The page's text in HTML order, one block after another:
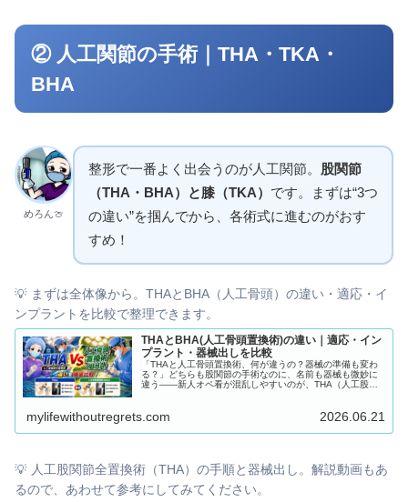
② 人工関節の手術｜THA・TKA・
BHA
めろん🍈
整形で一番よく出会うのが人工関節。 股関節
（THA・BHA）と膝（TKA） です。まずは“3つ
の違い”を掴んでから、各術式に進むのがおす
すめ！
💡 まずは全体像から。THAとBHA（人工骨頭）の違い・適応・イ
ンプラントを比較で整理できます。
THAとBHA(人工骨頭置換術)の違い｜適応・イン
プラント・器械出しを比較
「THAと人工骨頭置換術、何が違うの？器械の準備も変わ
る？」どちらも股関節の手術なのに、名前も器械も微妙に
違う——新人オペ看が混乱しやすいのが、THA（人工股関
ね。この記事では、2つの術式の違いを比較表でスッキリ整
理し、適応・インプラント・器械出し・外回り看護の違い
まで、手術室看護師の視点でわかりやすく解説します
mylifewithoutregrets.com 2026.06.21
💡 人工股関節全置換術（THA）の手順と器械出し。解説動画もあ
るので、あわせて参考にしてみてください。